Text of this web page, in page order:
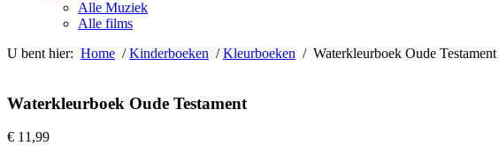
Alle Muziek
Alle films
U bent hier: Home /Kinderboeken /Kleurboeken / Waterkleurboek Oude Testament
Waterkleurboek Oude Testament
€ 11,99